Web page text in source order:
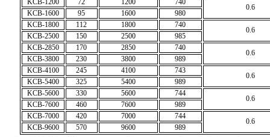
KCB-1200
72 1200 740
0.6
KCB-1600 95 1600
980
KCB-1800
112 1800 740
0.6
KCB-2500 150 2500
985
KCB-2850
170 2850 740
0.6
KCB-3800 230 3800
989
KCB-4100
245 4100 743
0.6
KCB-5400 325 5400
989
KCB-5600
330 5600 744
0.6
KCB-7600 460 7600
989
KCB-7000
420 7000 744
0.6
KCB-9600 570 9600 989